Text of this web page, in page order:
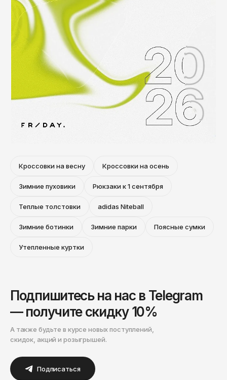
Кроссовки на весну Кроссовки на осень
Зимние пуховики Рюкзаки к 1 сентября
Теплые толстовки adidas Niteball
Зимние ботинки Зимние парки Поясные сумки
Утепленные куртки
Подпишитесь на нас в Telegram
— получите скидку 10%
А также будьте в курсе новых поступлений,
скидок, акций и розыгрышей.
Подписаться
Якутск
Ярославль